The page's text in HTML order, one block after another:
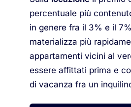
percentuale più
in genere fra il 3% e il
materializza più
appartamenti vicini al
essere affittati prima e
di vacanza fra un